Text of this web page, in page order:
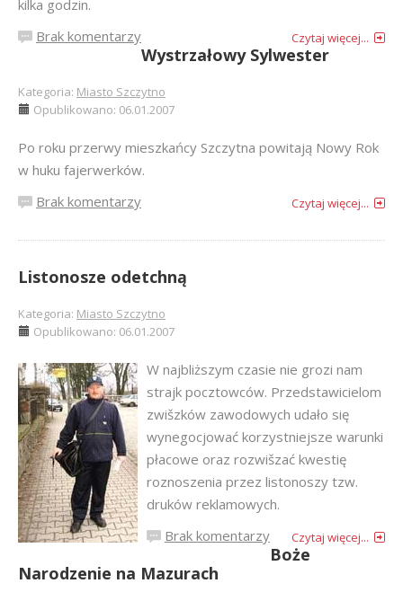
kilka godzin.
Brak komentarzy
Czytaj więcej...
Wystrzałowy Sylwester
Kategoria: Miasto Szczytno
Opublikowano: 06.01.2007
Po roku przerwy mieszkańcy Szczytna powitają Nowy Rok
w huku fajerwerków.
Brak komentarzy
Czytaj więcej...
Listonosze odetchną
Kategoria: Miasto Szczytno
Opublikowano: 06.01.2007
W najbliższym czasie nie grozi nam
strajk pocztowców. Przedstawicielom
zwišzków zawodowych udało się
wynegocjować korzystniejsze warunki
płacowe oraz rozwišzać kwestię
roznoszenia przez listonoszy tzw.
druków reklamowych.
Brak komentarzy
Czytaj więcej...
Boże
Narodzenie na Mazurach